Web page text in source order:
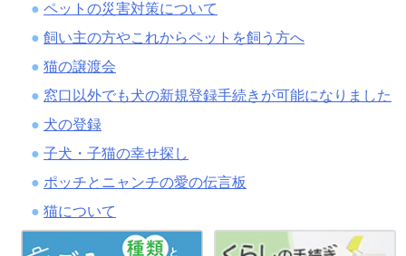
ペットの災害対策について
飼い主の方やこれからペットを飼う方へ
猫の譲渡会
窓口以外でも犬の新規登録手続きが可能になりました
犬の登録
子犬・子猫の幸せ探し
ポッチとニャンチの愛の伝言板
猫について